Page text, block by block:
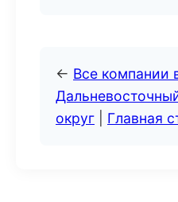
← Все компании
округ
Главная